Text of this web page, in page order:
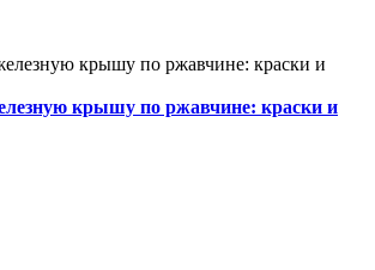
крышу по ржавчине: краски и